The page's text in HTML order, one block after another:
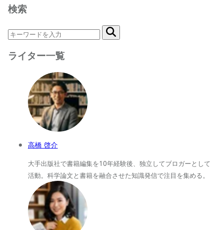
検索
ライター一覧
高橋 啓介
大手出版社で書籍編集を10年経験後、独立してブロガーとして
活動。科学論文と書籍を融合させた知識発信で注目を集める。